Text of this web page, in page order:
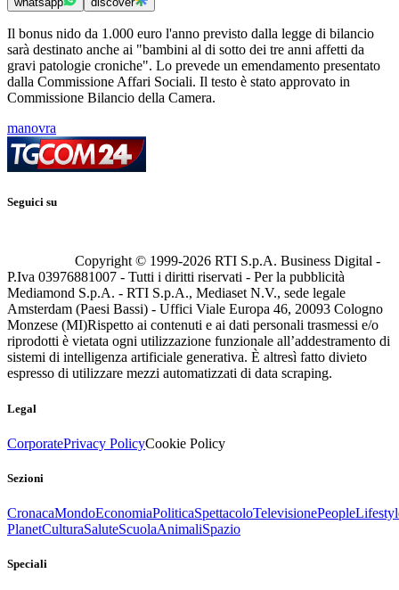
Il bonus nido da 1.000 euro l'anno previsto dalla legge di bilancio
sarà destinato anche ai "bambini al di sotto dei tre anni affetti da
gravi patologie croniche". Lo prevede un emendamento presentato
dalla Commissione Affari Sociali. Il testo è stato approvato in
Commissione Bilancio della Camera.
manovra
Seguici su
Copyright © 1999-2026 RTI S.p.A. Business Digital -
P.Iva 03976881007 - Tutti i diritti riservati - Per la pubblicità
Mediamond S.p.A. - RTI S.p.A., Mediaset N.V., sede legale
Amsterdam (Paesi Bassi) - Uffici Viale Europa 46, 20093 Cologno
Monzese (MI)Rispetto ai contenuti e ai dati personali trasmessi e/o
riprodotti è vietata ogni utilizzazione funzionale all’addestramento di
sistemi di intelligenza artificiale generativa. È altresì fatto divieto
espresso di utilizzare mezzi automatizzati di data scraping.
Legal
CorporatePrivacy PolicyCookie Policy
Sezioni
CronacaMondoEconomiaPoliticaSpettacoloTelevisionePeople
PlanetCulturaSaluteScuolaAnimaliSpazio
Speciali